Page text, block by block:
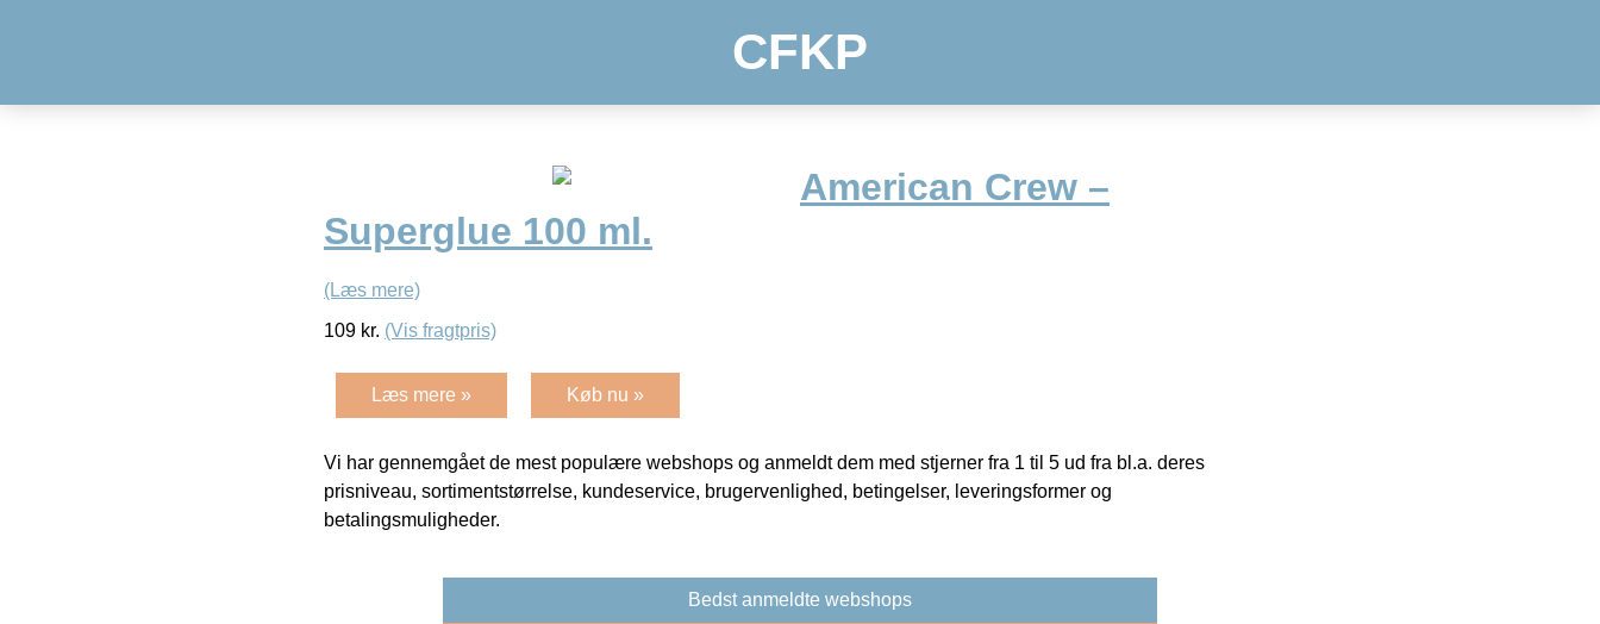
CFKP
American Crew –
Superglue 100 ml.
(Læs mere)
109 kr. (Vis fragtpris)
Læs mere » Køb nu »
Vi har gennemgået de mest populære webshops og anmeldt dem med stjerner fra 1 til 5 ud fra bl.a. deres
prisniveau, sortimentstørrelse, kundeservice, brugervenlighed, betingelser, leveringsformer og
betalingsmuligheder.
Bedst anmeldte webshops